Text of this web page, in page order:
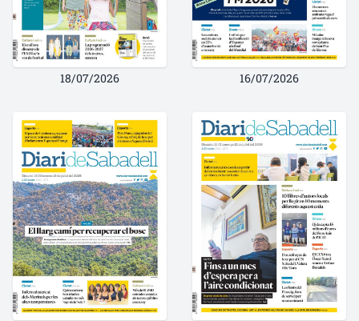
18/07/2026 16/07/2026